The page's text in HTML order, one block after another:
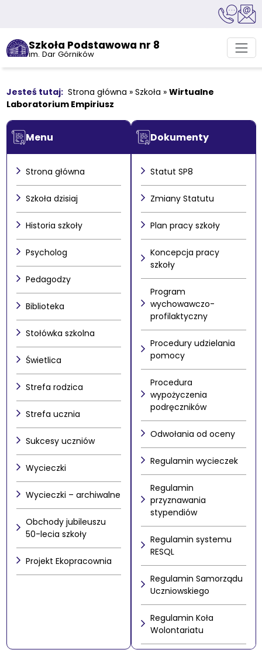
Szkoła Podstawowa nr 8
im. Dar Górników
Strona główna » Szkoła » Wirtualne
Laboratorium Empiriusz
Menu
Strona główna
Szkoła dzisiaj
Historia szkoły
Psycholog
Pedagodzy
Biblioteka
Stołówka szkolna
Świetlica
Strefa rodzica
Strefa ucznia
Sukcesy uczniów
Wycieczki
Wycieczki – archiwalne
Obchody jubileuszu
50-lecia szkoły
Projekt Ekopracownia
Dokumenty
Statut SP8
Zmiany Statutu
Plan pracy szkoły
Koncepcja pracy
szkoły
Program
wychowawczo-
profilaktyczny
Procedury udzielania
pomocy
Procedura
wypożyczenia
podręczników
Odwołania od oceny
Regulamin wycieczek
Regulamin
przyznawania
stypendiów
Regulamin systemu
RESQL
Regulamin Samorządu
Uczniowskiego
Regulamin Koła
Wolontariatu